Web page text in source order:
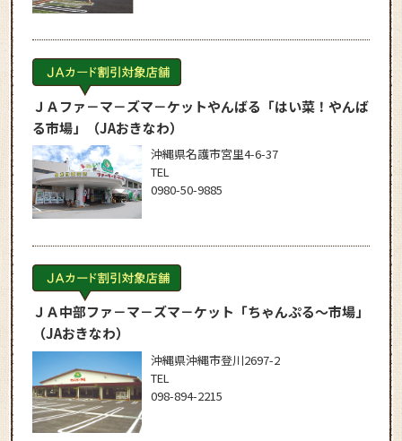
ＪＡファ－マ－ズマ－ケットやんばる「はい菜！やんば
る市場」
（JAおきなわ）
沖縄県名護市宮里4-6-37
TEL
0980-50-9885
ＪＡ中部ファ－マ－ズマ－ケット「ちゃんぷる～市場」
（JAおきなわ）
沖縄県沖縄市登川2697-2
TEL
098-894-2215